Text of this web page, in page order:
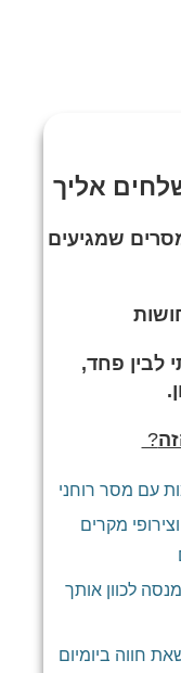
אליך
שמגיעים
לבין פחד,
?
עם מסר רוחני
מקרים
לכוון אותך
חווה ביומיום